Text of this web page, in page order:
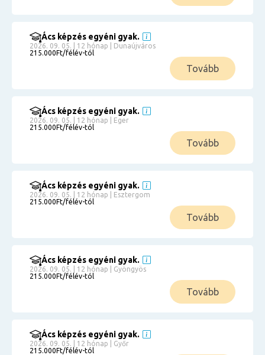
Ács képzés egyéni gyak.
2026. 09. 05. | 12 hónap | Dunaújváros
215.000Ft/félév-tól
Tovább
Ács képzés egyéni gyak.
2026. 09. 05. | 12 hónap | Eger
215.000Ft/félév-tól
Tovább
Ács képzés egyéni gyak.
2026. 09. 05. | 12 hónap | Esztergom
215.000Ft/félév-tól
Tovább
Ács képzés egyéni gyak.
2026. 09. 05. | 12 hónap | Gyöngyös
215.000Ft/félév-tól
Tovább
Ács képzés egyéni gyak.
2026. 09. 05. | 12 hónap | Győr
215.000Ft/félév-tól